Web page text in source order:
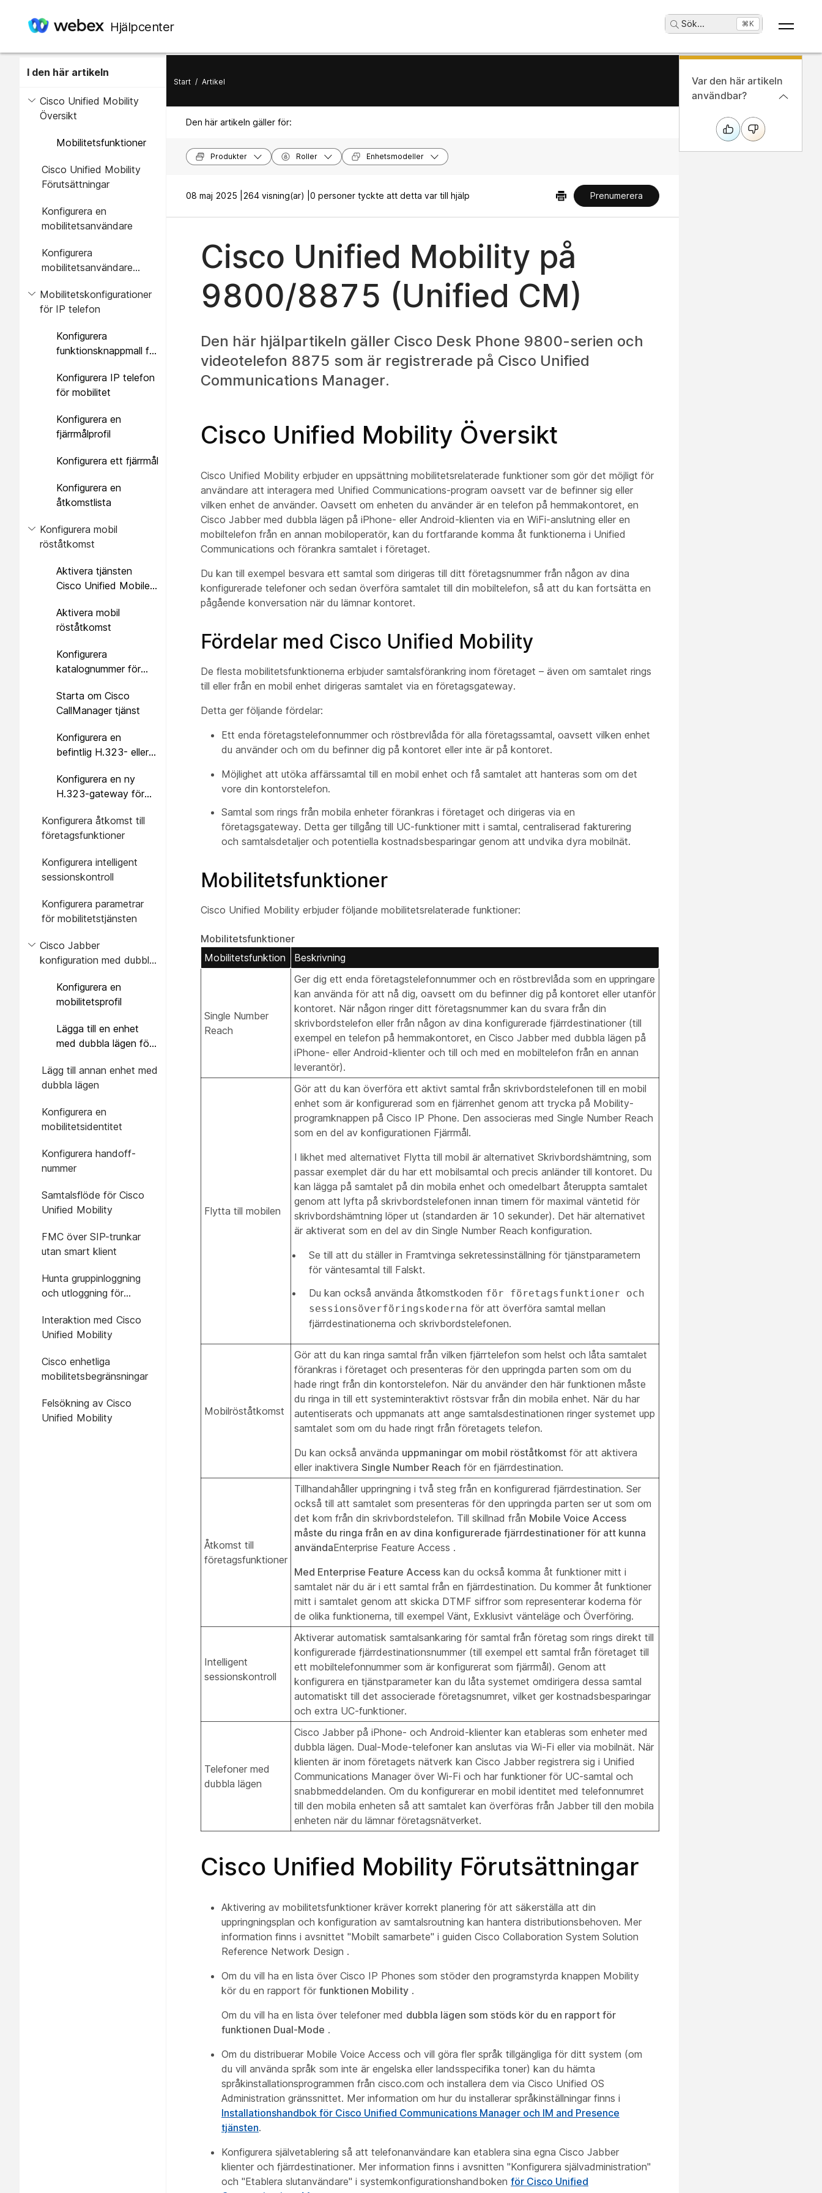
Hjälpcenter Sök... ⌘K
I den här artikeln
Cisco Unified Mobility
Översikt
Mobilitetsfunktioner
Cisco Unified Mobility
Förutsättningar
Konfigurera en
mobilitetsanvändare
Konfigurera
mobilitetsanvändare
massadministration
Mobilitetskonfigurationer
för IP telefon
Konfigurera
funktionsknappmall för
Konfigurera IP telefon
för mobilitet
Konfigurera en
fjärrmålprofil
Konfigurera ett fjärrmål
Konfigurera en
åtkomstlista
Konfigurera mobil
röståtkomst
Aktivera tjänsten
Cisco Unified Mobile
Aktivera mobil
röståtkomst
Konfigurera
katalognummer för
Starta om Cisco
CallManager tjänst
Konfigurera en
befintlig H.323- eller
Remote Access
Konfigurera en ny
H.323-gateway för
Konfigurera åtkomst till
företagsfunktioner
Konfigurera intelligent
sessionskontroll
Konfigurera parametrar
för mobilitetstjänsten
Cisco Jabber
konfiguration med dubbla
Konfigurera en
mobilitetsprofil
Lägga till en enhet
med dubbla lägen för
Lägg till annan enhet med
dubbla lägen
Konfigurera en
mobilitetsidentitet
Konfigurera handoff-
nummer
Samtalsflöde för Cisco
Unified Mobility
FMC över SIP-trunkar
utan smart klient
Hunta gruppinloggning
och utloggning för
mobila enheter
Interaktion med Cisco
Unified Mobility
Cisco enhetliga
mobilitetsbegränsningar
Felsökning av Cisco
Unified Mobility
Start / Artikel
Den här artikeln gäller för:
Produkter Roller Enhetsmodeller
08 maj 2025 | 264 visning(ar) | 0 personer tyckte att detta var till hjälp Prenumerera
Cisco Unified Mobility på
9800/8875 (Unified CM)
Den här hjälpartikeln gäller Cisco Desk Phone 9800-serien och
videotelefon 8875 som är registrerade på Cisco Unified
Communications Manager.
Cisco Unified Mobility Översikt
Cisco Unified Mobility erbjuder en uppsättning mobilitetsrelaterade funktioner som gör det möjligt för
användare att interagera med Unified Communications-program oavsett var de befinner sig eller
vilken enhet de använder. Oavsett om enheten du använder är en telefon på hemmakontoret, en
Cisco Jabber med dubbla lägen på iPhone- eller Android-klienten via en WiFi-anslutning eller en
mobiltelefon från en annan mobiloperatör, kan du fortfarande komma åt funktionerna i Unified
Communications och förankra samtalet i företaget.
Du kan till exempel besvara ett samtal som dirigeras till ditt företagsnummer från någon av dina
konfigurerade telefoner och sedan överföra samtalet till din mobiltelefon, så att du kan fortsätta en
pågående konversation när du lämnar kontoret.
Fördelar med Cisco Unified Mobility
De flesta mobilitetsfunktionerna erbjuder samtalsförankring inom företaget – även om samtalet rings
till eller från en mobil enhet dirigeras samtalet via en företagsgateway.
Detta ger följande fördelar:
Ett enda företagstelefonnummer och röstbrevlåda för alla företagssamtal, oavsett vilken enhet
du använder och om du befinner dig på kontoret eller inte är på kontoret.
Möjlighet att utöka affärssamtal till en mobil enhet och få samtalet att hanteras som om det
vore din kontorstelefon.
Samtal som rings från mobila enheter förankras i företaget och dirigeras via en
företagsgateway. Detta ger tillgång till UC-funktioner mitt i samtal, centraliserad fakturering
och samtalsdetaljer och potentiella kostnadsbesparingar genom att undvika dyra mobilnät.
Mobilitetsfunktioner
Cisco Unified Mobility erbjuder följande mobilitetsrelaterade funktioner:
Mobilitetsfunktioner
Mobilitetsfunktion
Beskrivning
Single Number
Reach
Ger dig ett enda företagstelefonnummer och en röstbrevlåda som en uppringare
kan använda för att nå dig, oavsett om du befinner dig på kontoret eller utanför
kontoret. När någon ringer ditt företagsnummer kan du svara från din
skrivbordstelefon eller från någon av dina konfigurerade fjärrdestinationer (till
exempel en telefon på hemmakontoret, en Cisco Jabber med dubbla lägen på
iPhone- eller Android-klienter och till och med en mobiltelefon från en annan
leverantör).
Flytta till mobilen
Gör att du kan överföra ett aktivt samtal från skrivbordstelefonen till en mobil
enhet som är konfigurerad som en fjärrenhet genom att trycka på Mobility-
programknappen på Cisco IP Phone. Den associeras med Single Number Reach
som en del av konfigurationen Fjärrmål.
I likhet med alternativet Flytta till mobil är alternativet Skrivbordshämtning, som
passar exemplet där du har ett mobilsamtal och precis anländer till kontoret. Du
kan lägga på samtalet på din mobila enhet och omedelbart återuppta samtalet
genom att lyfta på skrivbordstelefonen innan timern för maximal väntetid för
skrivbordshämtning löper ut (standarden är 10 sekunder). Det här alternativet
är aktiverat som en del av din Single Number Reach konfiguration.
Se till att du ställer in Framtvinga sekretessinställning för tjänstparametern
för väntesamtal till Falskt.
Du kan också använda åtkomstkoden för företagsfunktioner och
sessionsöverföringskoderna för att överföra samtal mellan
fjärrdestinationerna och skrivbordstelefonen.
Mobilröståtkomst
Gör att du kan ringa samtal från vilken fjärrtelefon som helst och låta samtalet
förankras i företaget och presenteras för den uppringda parten som om du
hade ringt från din kontorstelefon. När du använder den här funktionen måste
du ringa in till ett systeminteraktivt röstsvar från din mobila enhet. När du har
autentiserats och uppmanats att ange samtalsdestinationen ringer systemet upp
samtalet som om du hade ringt från företagets telefon.
Du kan också använda uppmaningar om mobil röståtkomst för att aktivera
eller inaktivera Single Number Reach för en fjärrdestination.
Åtkomst till
företagsfunktioner
Tillhandahåller uppringning i två steg från en konfigurerad fjärrdestination. Ser
också till att samtalet som presenteras för den uppringda parten ser ut som om
det kom från din skrivbordstelefon. Till skillnad från Mobile Voice Access
måste du ringa från en av dina konfigurerade fjärrdestinationer för att kunna
användaEnterprise Feature Access .
Med Enterprise Feature Access kan du också komma åt funktioner mitt i
samtalet när du är i ett samtal från en fjärrdestination. Du kommer åt funktioner
mitt i samtalet genom att skicka DTMF siffror som representerar koderna för
de olika funktionerna, till exempel Vänt, Exklusivt vänteläge och Överföring.
Intelligent
sessionskontroll
Aktiverar automatisk samtalsankaring för samtal från företag som rings direkt till
konfigurerade fjärrdestinationsnummer (till exempel ett samtal från företaget till
ett mobiltelefonnummer som är konfigurerat som fjärrmål). Genom att
konfigurera en tjänstparameter kan du låta systemet omdirigera dessa samtal
automatiskt till det associerade företagsnumret, vilket ger kostnadsbesparingar
och extra UC-funktioner.
Telefoner med
dubbla lägen
Cisco Jabber på iPhone- och Android-klienter kan etableras som enheter med
dubbla lägen. Dual-Mode-telefoner kan anslutas via Wi-Fi eller via mobilnät. När
klienten är inom företagets nätverk kan Cisco Jabber registrera sig i Unified
Communications Manager över Wi-Fi och har funktioner för UC-samtal och
snabbmeddelanden. Om du konfigurerar en mobil identitet med telefonnumret
till den mobila enheten så att samtalet kan överföras från Jabber till den mobila
enheten när du lämnar företagsnätverket.
Cisco Unified Mobility Förutsättningar
Aktivering av mobilitetsfunktioner kräver korrekt planering för att säkerställa att din
uppringningsplan och konfiguration av samtalsroutning kan hantera distributionsbehoven. Mer
information finns i avsnittet "Mobilt samarbete" i guiden Cisco Collaboration System Solution
Reference Network Design .
Om du vill ha en lista över Cisco IP Phones som stöder den programstyrda knappen Mobility
kör du en rapport för funktionen Mobility .
Om du vill ha en lista över telefoner med dubbla lägen som stöds kör du en rapport för
funktionen Dual-Mode .
Om du distribuerar Mobile Voice Access och vill göra fler språk tillgängliga för ditt system (om
du vill använda språk som inte är engelska eller landsspecifika toner) kan du hämta
språkinstallationsprogrammen från cisco.com och installera dem via Cisco Unified OS
Administration gränssnittet. Mer information om hur du installerar språkinställningar finns i
Installationshandbok för Cisco Unified Communications Manager och IM and Presence
tjänsten.
Konfigurera självetablering så att telefonanvändare kan etablera sina egna Cisco Jabber
klienter och fjärrdestinationer. Mer information finns i avsnitten "Konfigurera självadministration"
och "Etablera slutanvändare" i systemkonfigurationshandboken för Cisco Unified
Var den här artikeln
användbar?